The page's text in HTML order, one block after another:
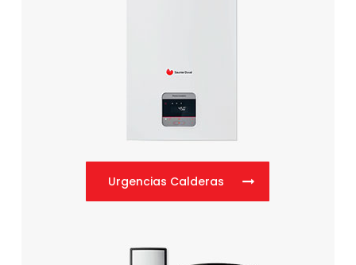
Urgencias Calderas